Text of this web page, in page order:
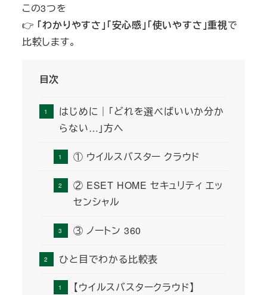
この3つを
👉 「わかりやすさ」「安心感」「使いやすさ」重視で
比較します。
目次
はじめに｜「どれを選べばいいか分か
らない…」方へ
① ウイルスバスター クラウド
② ESET HOME セキュリティ エッ
センシャル
③ ノートン 360
ひと目でわかる比較表
【ウイルスバスタークラウド】